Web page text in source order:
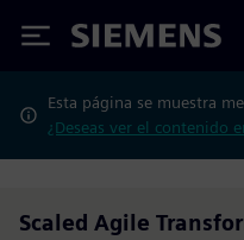
Siemens
Esta página se muestra
¿Deseas ver el contenido
Scaled Agile